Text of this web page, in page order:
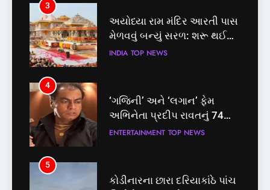
4
‘ગજિની’ અને ‘લગાન’ ફેમ
અભિનેતા પ્રદીપ રાવતનું 74
વર્ષની વયે નિધન, બ્લડ કેન્સર
ENTERTAINMENT
5
કોડીનારના છારા દરિયાકાંઠે પાંચ
કિશોરો ડૂબ્યા, 3નો બચાવ, 2
લાપતા
GUJARAT TOP NEWS
6
પાસપોર્ટ વેરિફિકેશન માટે હવે
3
અયોધ્યા રામ મંદિર આરતી પાસ
મેળવવું બન્યું સરળ: શરૂ થઈ
તત્કાલ સુવિધા, જાણો સંપૂર્ણ
INDIA TOP NEWS
4
‘ગજિની’ અને ‘લગાન’ ફેમ
અભિનેતા પ્રદીપ રાવતનું 74
વર્ષની વયે નિધન, બ્લડ કેન્સર
ENTERTAINMENT TOP NEWS
5
કોડીનારના છારા દરિયાકાંઠે પાંચ